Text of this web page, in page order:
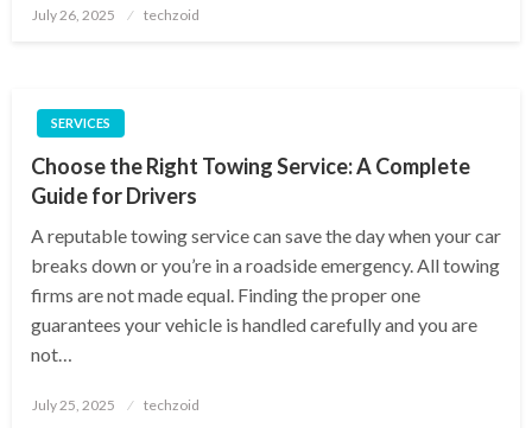
Posted
July 26, 2025 techzoid
SERVICES
Choose the Right Towing Service: A Complete
Guide for Drivers
A reputable towing service can save the day when your car
breaks down or you’re in a roadside emergency. All towing
firms are not made equal. Finding the proper one
guarantees your vehicle is handled carefully and you are
not…
Posted
July 25, 2025 techzoid